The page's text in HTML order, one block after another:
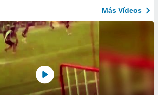
Más Vídeos